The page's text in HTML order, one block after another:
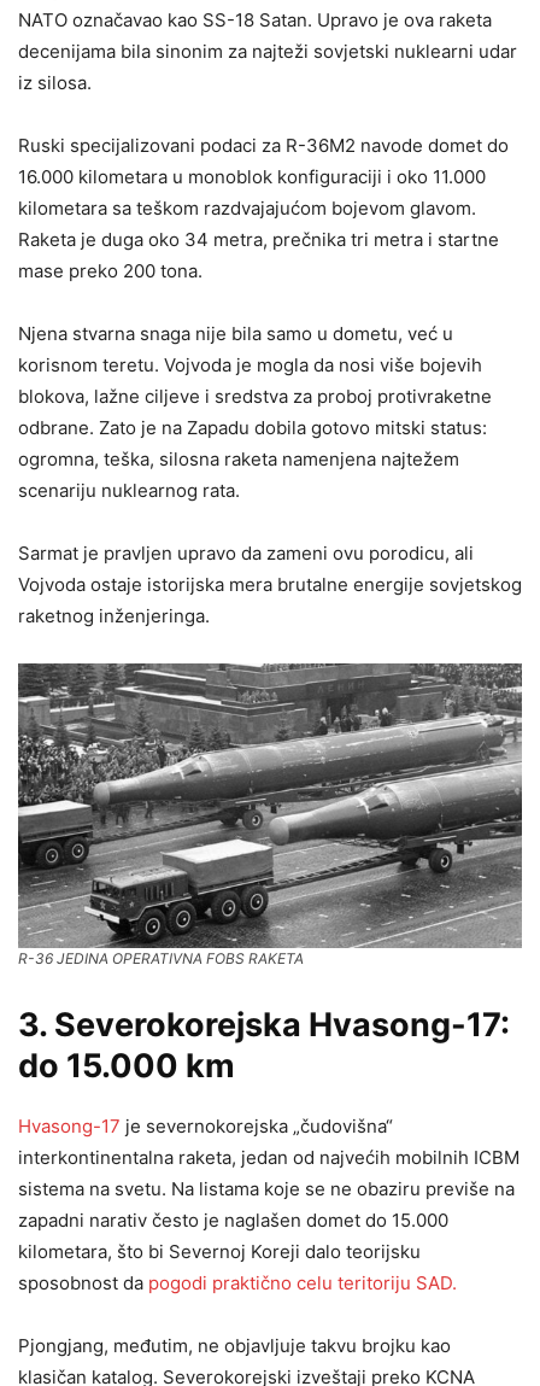
NATO označavao kao SS-18 Satan. Upravo je ova raketa
decenijama bila sinonim za najteži sovjetski nuklearni udar
iz silosa.
Ruski specijalizovani podaci za R-36M2 navode domet do
16.000 kilometara u monoblok konfiguraciji i oko 11.000
kilometara sa teškom razdvajajućom bojevom glavom.
Raketa je duga oko 34 metra, prečnika tri metra i startne
mase preko 200 tona.
Njena stvarna snaga nije bila samo u dometu, već u
korisnom teretu. Vojvoda je mogla da nosi više bojevih
blokova, lažne ciljeve i sredstva za proboj protivraketne
odbrane. Zato je na Zapadu dobila gotovo mitski status:
ogromna, teška, silosna raketa namenjena najtežem
scenariju nuklearnog rata.
Sarmat je pravljen upravo da zameni ovu porodicu, ali
Vojvoda ostaje istorijska mera brutalne energije sovjetskog
raketnog inženjeringa.
R-36 JEDINA OPERATIVNA FOBS RAKETA
3. Severokorejska Hvasong-17:
do 15.000 km
Hvasong-17 je severnokorejska „čudovišna“
interkontinentalna raketa, jedan od najvećih mobilnih ICBM
sistema na svetu. Na listama koje se ne obaziru previše na
zapadni narativ često je naglašen domet do 15.000
kilometara, što bi Severnoj Koreji dalo teorijsku
sposobnost da pogodi praktično celu teritoriju SAD.
Pjongjang, međutim, ne objavljuje takvu brojku kao
klasičan katalog. Severokorejski izveštaji preko KCNA